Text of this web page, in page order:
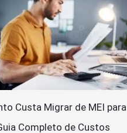
Custa Migrar de MEI para
Completo de Custos